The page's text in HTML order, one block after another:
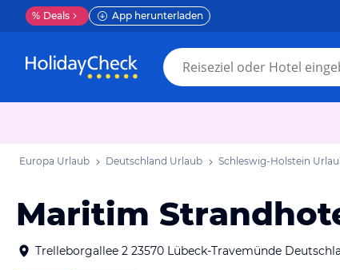
% Deals App herunterladen
Europa Urlaub Deutschland Urlaub Schleswig-Holstein
Maritim
Trelleborgallee 2 23570 Lübeck-Travemünde